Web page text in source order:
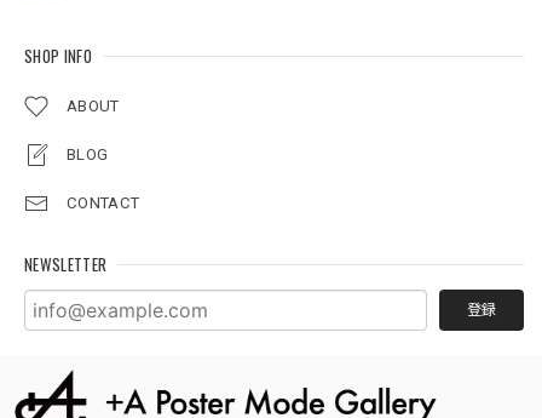
SHOP INFO
ABOUT
BLOG
CONTACT
NEWSLETTER
登録